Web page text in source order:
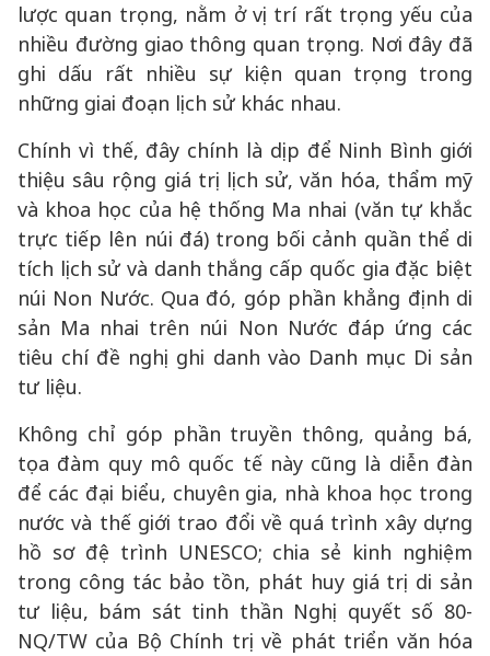
lược quan trọng, nằm ở vị trí rất trọng yếu của
nhiều đường giao thông quan trọng. Nơi đây đã
ghi dấu rất nhiều sự kiện quan trọng trong
những giai đoạn lịch sử khác nhau.
Chính vì thế, đây chính là dịp để Ninh Bình giới
thiệu sâu rộng giá trị lịch sử, văn hóa, thẩm mỹ
và khoa học của hệ thống Ma nhai (văn tự khắc
trực tiếp lên núi đá) trong bối cảnh quần thể di
tích lịch sử và danh thắng cấp quốc gia đặc biệt
núi Non Nước. Qua đó, góp phần khẳng định di
sản Ma nhai trên núi Non Nước đáp ứng các
tiêu chí đề nghị ghi danh vào Danh mục Di sản
tư liệu.
Không chỉ góp phần truyền thông, quảng bá,
tọa đàm quy mô quốc tế này cũng là diễn đàn
để các đại biểu, chuyên gia, nhà khoa học trong
nước và thế giới trao đổi về quá trình xây dựng
hồ sơ đệ trình UNESCO; chia sẻ kinh nghiệm
trong công tác bảo tồn, phát huy giá trị di sản
tư liệu, bám sát tinh thần Nghị quyết số 80-
NQ/TW của Bộ Chính trị về phát triển văn hóa